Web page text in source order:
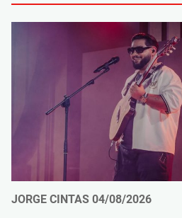
JORGE CINTAS 04/08/2026